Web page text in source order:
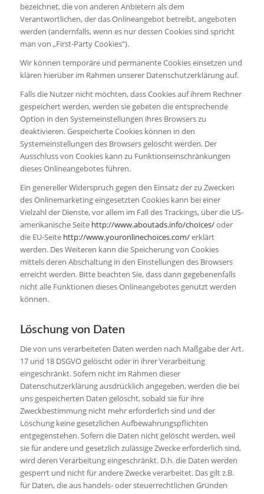
bezeichnet, die von anderen Anbietern als dem
Verantwortlichen, der das Onlineangebot betreibt, angeboten
werden (andernfalls, wenn es nur dessen Cookies sind spricht
man von „First-Party Cookies“).
Wir können temporäre und permanente Cookies einsetzen und
klären hierüber im Rahmen unserer Datenschutzerklärung auf.
Falls die Nutzer nicht möchten, dass Cookies auf ihrem Rechner
gespeichert werden, werden sie gebeten die entsprechende
Option in den Systemeinstellungen ihres Browsers zu
deaktivieren. Gespeicherte Cookies können in den
Systemeinstellungen des Browsers gelöscht werden. Der
Ausschluss von Cookies kann zu Funktionseinschränkungen
dieses Onlineangebotes führen.
Ein genereller Widerspruch gegen den Einsatz der zu Zwecken
des Onlinemarketing eingesetzten Cookies kann bei einer
Vielzahl der Dienste, vor allem im Fall des Trackings, über die US-
amerikanische Seite http://www.aboutads.info/choices/oder
die EU-Seite http://www.youronlinechoices.com/erklärt
werden. Des Weiteren kann die Speicherung von Cookies
mittels deren Abschaltung in den Einstellungen des Browsers
erreicht werden. Bitte beachten Sie, dass dann gegebenenfalls
nicht alle Funktionen dieses Onlineangebotes genutzt werden
können.
Löschung von Daten
Die von uns verarbeiteten Daten werden nach Maßgabe der Art.
17 und 18 DSGVO gelöscht oder in ihrer Verarbeitung
eingeschränkt. Sofern nicht im Rahmen dieser
Datenschutzerklärung ausdrücklich angegeben, werden die bei
uns gespeicherten Daten gelöscht, sobald sie für ihre
Zweckbestimmung nicht mehr erforderlich sind und der
Löschung keine gesetzlichen Aufbewahrungspflichten
entgegenstehen. Sofern die Daten nicht gelöscht werden, weil
sie für andere und gesetzlich zulässige Zwecke erforderlich sind,
wird deren Verarbeitung eingeschränkt. D.h. die Daten werden
gesperrt und nicht für andere Zwecke verarbeitet. Das gilt z.B.
für Daten, die aus handels- oder steuerrechtlichen Gründen